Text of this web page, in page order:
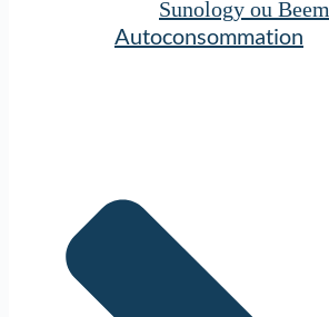
Sunology ou Beem
Autoconsommation